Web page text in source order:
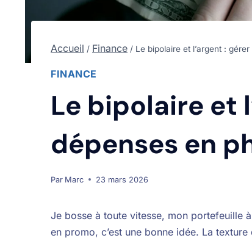
Accueil / Finance / Le bipolaire et l’argent :
FINANCE
Le bipolaire et
dépenses en
Par Marc 23 mars 2026
Je bosse à toute vitesse, mon portefeuille
en promo, c’est une bonne idée. La